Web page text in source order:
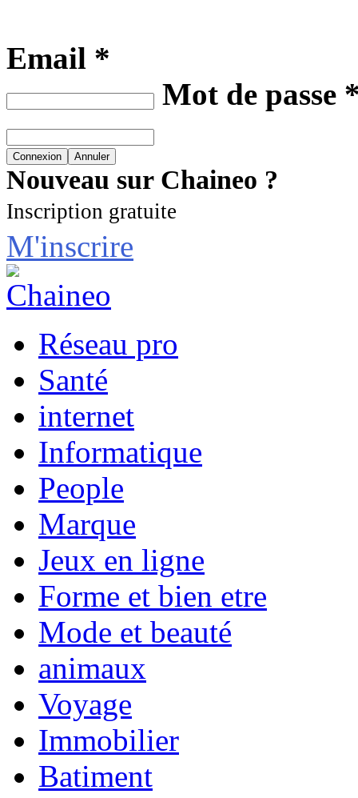
Email *
Mot de passe
Nouveau sur Chaineo ?
Inscription gratuite
M'inscrire
Réseau pro
Santé
internet
Informatique
People
Marque
Jeux en ligne
Forme et bien etre
Mode et beauté
animaux
Voyage
Immobilier
Batiment